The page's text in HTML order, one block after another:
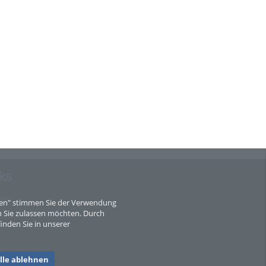
stimmen Sie der Verwendung
zulassen möchten. Durch
Sie in unserer
ablehnen